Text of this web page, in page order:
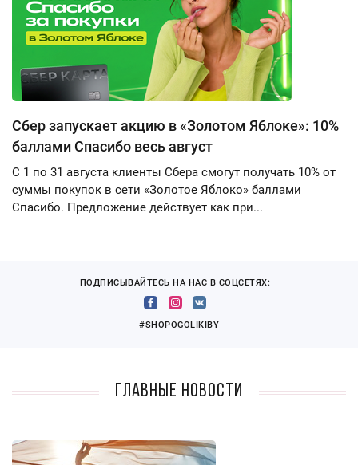
Сбер запускает акцию в «Золотом Яблоке»: 10%
баллами Спасибо весь август
С 1 по 31 августа клиенты Сбера смогут получать 10% от
суммы покупок в сети «Золотое Яблоко» баллами
Спасибо. Предложение действует как при...
ПОДПИСЫВАЙТЕСЬ НА НАС В СОЦСЕТЯХ:
#SHOPOGOLIKIBY
Главные новости